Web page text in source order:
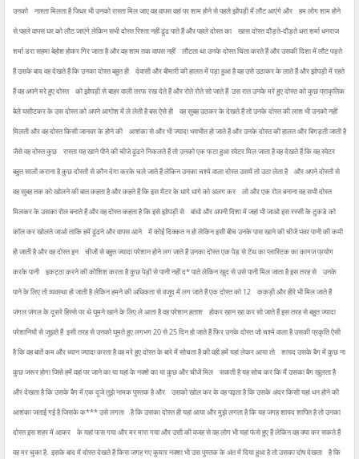
उनको
नाश्ता मिलता है जिधर भी उनको रास्ता मिल जाए वह वापस वहां पर शाम होने से पहले झोंपड़ी में लौट आएंगे और
हम लोग शाम होने
से पहले वापस घर को लौट जाएंगे लेकिन सभी दोस्त रिश्ता नहीं ढूंढ पाते हैं और पहले दोस्त का
खास दोस्त दौड़ते-दौड़ते धरा शर्मा धनराज
शर्मा डरा सहमा बेहोश होकर गिर जाता है और वह शाम तक वापस नहीं लौटता था उनके दोस्त चिंता करते हैं और उसकी दिशा में लौट पड़ते
हैं उसके बाद वह देखते हैं कि उनका दोस्त बहुत ही
देवासी और बीमारी की हालत में पड़ा हुआ है वह उसे उठाकर के लाते हैं और झोपड़ी में रहते
हैं वह अपने मरे हुए दोस्त
को झोपड़ी से बाहर वाली तरफ रख देते हैं और रोते रोते सो जाते हैं उस रात उनके मरे हुए दोस्त को कुछ प्राकृतिक
बेले घसीटकर के उस दोस्त को अपने आगोश में ले लेती है बस ऐसे ही
वह सुबह उठकर के देखते हैं तो उनके दोस्त की लाश भी उनको नहीं
मिलती और वह दोस्त किसी जानवर के होने की
आशंका से और भी ज्यादा भयभीत हो जाते हैं और उनके दोस्त की हालत और बिगड़ती जाती है
जैसे वह दोस्त कुछ
रास्ता यह खाने पीने की चीजे ढूंढने निकलते हैं तो उनको एक फटा हुआ स्वेटर मिल जाता है वह देखते हैं कि वह स्वेटर
बहुत सालों कराना है कुछ दोस्तों से कौन देगा करके चले जाते हैं लेकिन उनका चश्मे वाला दोस्त उसमें तो उठा लेता है और अपने दोस्तों से
वह सुबह तक को खोलने की बात कहता है और कहते हैं कि इस मैटर के धागे धागे को अलग कर
लो और एक रोल बनाना वह सभी दोस्त
मिलकर के उसका रोल बनाते हैं और वह दोस्त कहता है कि इसे झोपड़ी से
बांधो और अपनी दिशा में जहां भी जाओ इस रस्सी के टुकडे को
कॉल कर खोलते जाओ ताकि हमें ढूंढने और वापस आने
में कोई दिक्कत न हो लेकिन इसी बीच उनके पास खाने की चीजें भंवर पानी की कमी
हो जाती है और वह दोस्त इन
चीजों से बहुत ज्यादा परेशान होने लग जाते हैं उनका दोस्त एक पेड़ से टेंथ का प्लास्टिक का कागज प्रयोग
करके पानी
इकट्ठा करने की कोशिश करता है कुछ पेड़ों से पानी नहीं द* पाते लेकिन खुद से उसे पानी मिल जाता है इस तरह से
उनके
पाने के लिए तो व्यवस्था हो जाती है लेकिन हमने की अधिकता से वजूद में लग जाते हैं एक दोस्त को 12
ककड़ी और हीरे भी मिल जाते हैं
जंगल जंगल के दूसरे हिस्से पर थे घूमने खाने के लिए ले आता है वह परेशान हताश
होकर खान खा कर सो जाते हैं इस तरह से बहुत ज्यादा
परेशानियों से जूझते हैं इसी तरह से उनको घूमते हुए लगभग 20 से 25 दिन हो जाते हैं फिर उनके दोस्त जो चश्मे वाला है उसकी प्रकृति ऐसी
है कि वह बातें कम और ध्यान ज्यादा करता है वह मरे हुए दोस्त के बारे में सोचता है की वही हमें यहां लेकर आया तो
शायद उसके बैग में कुछ ना
कुछ जरूर होगा जिसे हमें वहां पर जाने का या यहां के नक्शे का या कुछ और चीजें मिल
सकती है यह सोच कर कि मैं उसका बैग खुलता है
और देखता है कि उसके बैग में एक दूजे तुझे नामक पुस्तक है और
उसको खोल कर के वह पढ़ता है कि उसके अंदर किसी यहां धन होने की
आशंका जताई गई है जिसके क*** उसे लगता
है कि उसका दोस्त ही यहां आया और मुझे लगता है कि यह जगह शायद शापित है तो उनका
दोस्त इस शहर में आकर
के यहां फस गया और मर मारा गया और उसी की वजह से वह लोग भी यहां फंसे हुए हैं लेकिन वह क्या कर सकते हैं
वह मर चुका है. इसके बाद में दोस्त देखते हैं किस जगह गए कुमार नक्शा भी उस पुस्तक के अंत में दिया हुआ है तो उसका दोष देखता
है कि